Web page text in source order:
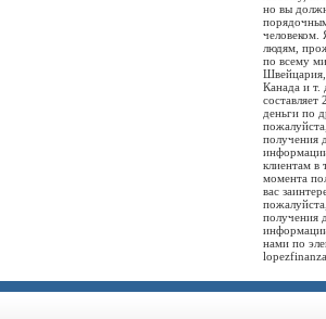
но вы
человеком.
людям,
по всему
Канада и т.
деньги по
получения
клиентам в
момента
вас
получения
нами по